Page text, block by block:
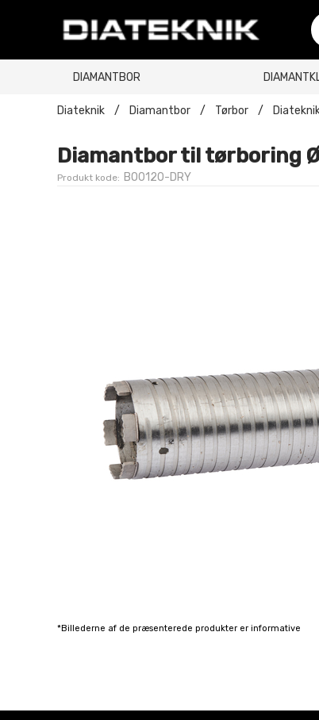
DIAMANTBOR
Diateknik / Diamantbor / Tørbor /
Diamantbor til tørboring
Produkt kode: BO0120-DRY
*Billederne af de præsenterede produkter er informative